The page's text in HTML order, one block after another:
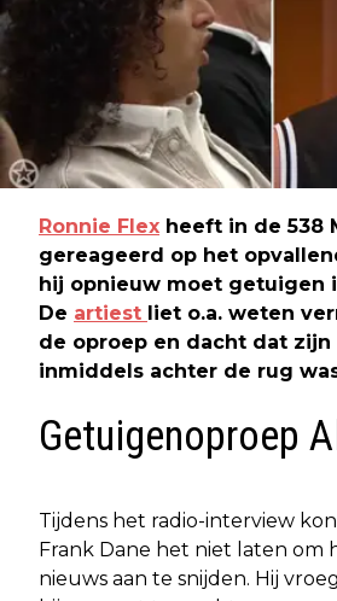
Ronnie Flex heeft in de 538
gereageerd op het
hij opnieuw moet getuigen
De artiest liet o.a. weten
de oproep en dacht dat
inmiddels achter de rug
Getuigenoproep
Tijdens het radio-interview
Frank Dane het niet laten om
nieuws aan te snijden. Hij